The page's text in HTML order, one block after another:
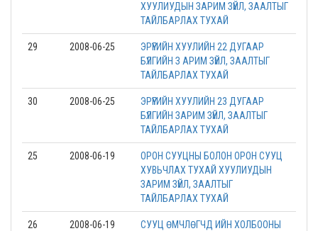
ХУУЛИУДЫН ЗАРИМ ЗҮЙЛ, ЗААЛТЫГ
ТАЙЛБАРЛАХ ТУХАЙ
29 2008-06-25
ЭРҮҮГИЙН ХУУЛИЙН 22 ДУГААР
БҮЛГИЙН З АРИМ ЗҮЙЛ, ЗААЛТЫГ
ТАЙЛБАРЛАХ ТУХАЙ
30 2008-06-25
ЭРҮҮГИЙН ХУУЛИЙН 23 ДУГААР
БҮЛГИЙН ЗАРИМ ЗҮЙЛ, ЗААЛТЫГ
ТАЙЛБАРЛАХ ТУХАЙ
25 2008-06-19
ОРОН СУУЦНЫ БОЛОН ОРОН СУУЦ
ХУВЬЧЛАХ ТУХАЙ ХУУЛИУДЫН
ЗАРИМ ЗҮЙЛ, ЗААЛТЫГ
ТАЙЛБАРЛАХ ТУХАЙ
26 2008-06-19
СУУЦ ӨМЧЛӨГЧД ИЙН ХОЛБООНЫ